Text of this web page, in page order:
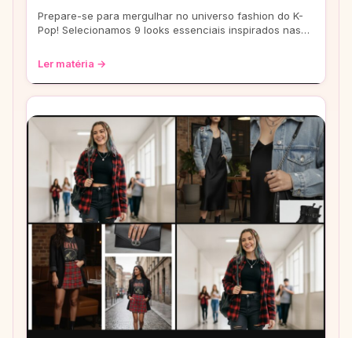
Prepare-se para mergulhar no universo fashion do K-
Pop! Selecionamos 9 looks essenciais inspirados nas
Ler matéria →